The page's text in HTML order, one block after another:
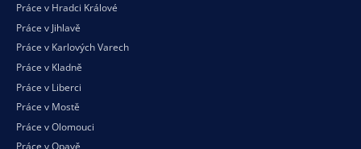
Práce v Hradci Králové
Práce v Jihlavě
Práce v Karlových Varech
Práce v Kladně
Práce v Liberci
Práce v Mostě
Práce v Olomouci